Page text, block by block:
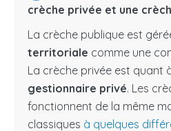
crèche privée et une
La crèche publique est
territoriale comme une
La crèche privée est quant
gestionnaire privé. Les
fonctionnent de la même
classiques à quelques